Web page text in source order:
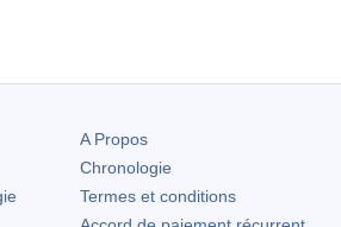
A Propos
Chronologie
Termes et conditions